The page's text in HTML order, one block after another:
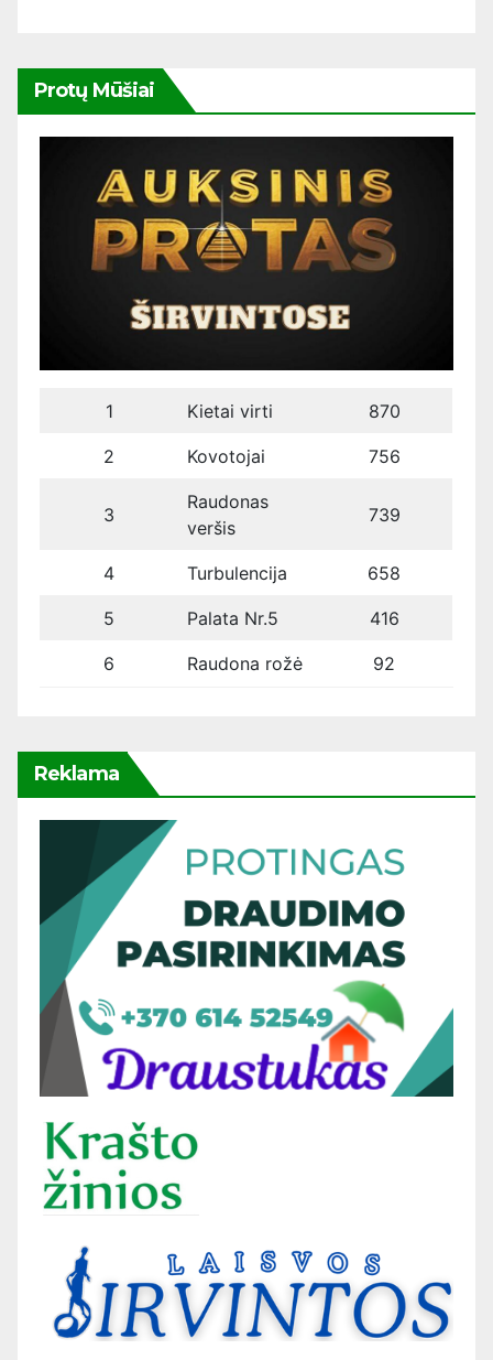
Protų Mūšiai
1 Kietai virti 870
2 Kovotojai 756
3
Raudonas
veršis
739
4 Turbulencija 658
5 Palata Nr.5 416
6 Raudona rožė 92
Reklama